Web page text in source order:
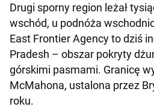
Drugi sporny region leżał
wschód, u podnóża
East Frontier Agency to dziś
Pradesh – obszar pokryty
górskimi pasmami. Granicę
McMahona, ustalona przez
roku.